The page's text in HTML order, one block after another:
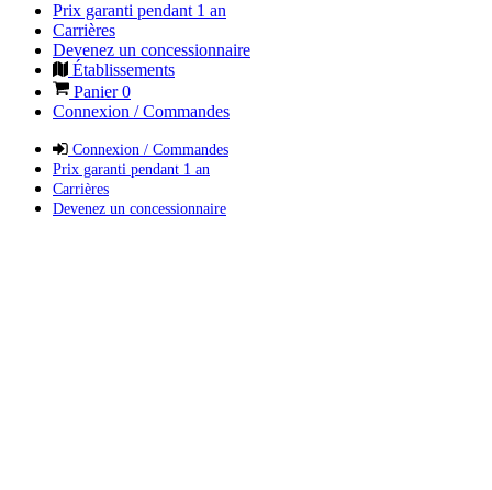
Prix garanti pendant 1 an
Carrières
Devenez un concessionnaire
Établissements
Panier0
Connexion / Commandes
Connexion / Commandes
Prix garanti pendant 1 an
Carrières
Devenez un concessionnaire